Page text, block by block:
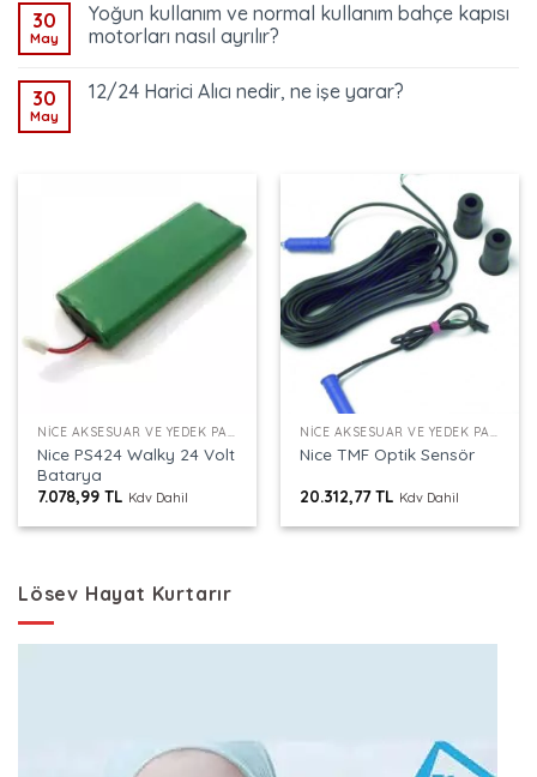
30
May
Yoğun kullanım ve normal kullanım bahçe kapısı
motorları nasıl ayrılır?
30
May
12/24 Harici Alıcı nedir, ne işe yarar?
NICE AKSESUAR VE YEDEK PARÇALAR
Nice PS424 Walky 24 Volt
Batarya
7.078,99TL Kdv Dahil
NICE AKSESUAR VE YEDEK PARÇALAR
Nice TMF Optik Sensör
20.312,77TL Kdv Dahil
Lösev Hayat Kurtarır